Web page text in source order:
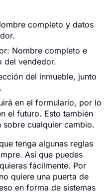
completo y datos
Nombre completo e
del vendedor.
del inmueble, junto
en el formulario, por lo
el futuro. Esto también
cualquier cambio.
tenga algunas reglas
Así que puedes
fácilmente. Por
quiere una puerta de
en forma de sistemas